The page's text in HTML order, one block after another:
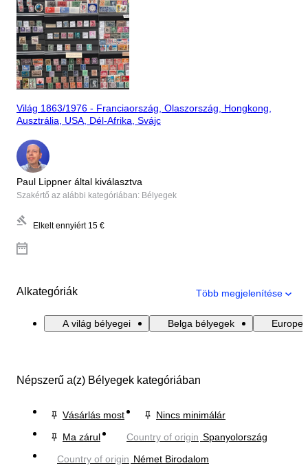
Világ 1863/1976 - Franciaország, Olaszország, Hongkong,
Ausztrália, USA, Dél-Afrika, Svájc
Paul Lippner által kiválasztva
Szakértő az alábbi kategóriában: Bélyegek
Elkelt ennyiért 15 €
Alkategóriák Több megjelenítése
A világ bélyegei Belga bélyegek
Népszerű a(z) Bélyegek kategóriában
Vásárlás most
Nincs minimálár
Ma zárul
Country of origin Spanyolország
Country of origin Német Birodalom